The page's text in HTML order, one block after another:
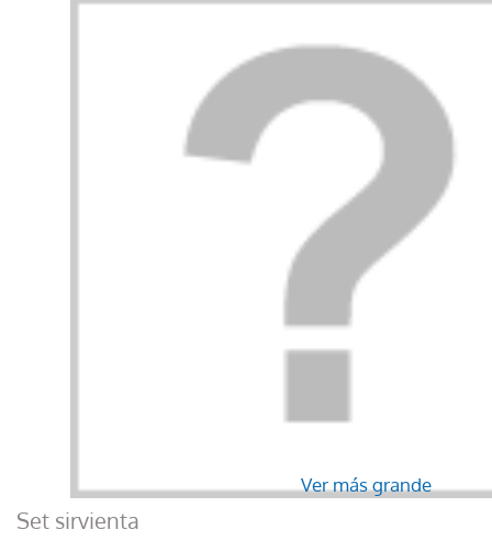
Ver más grande
Set sirvienta